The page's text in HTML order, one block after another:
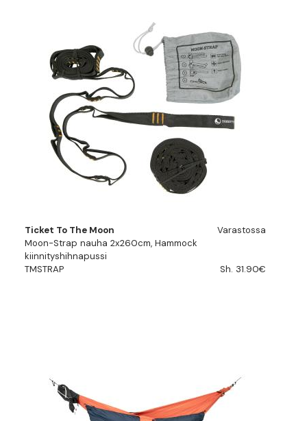
Ticket To The Moon
Varastossa
Moon-Strap nauha 2x260cm, Hammock
kiinnityshihnapussi
TMSTRAP
Sh. 31.90€